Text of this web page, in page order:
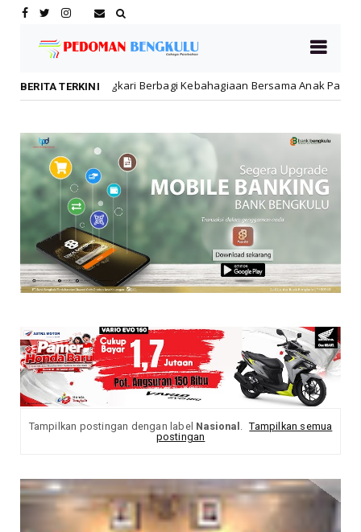
BERITA TERKINI
Bersama Anak Panti Asuhan Daerah Dikbud Kota
Tampilkan postingan dengan label Nasional . Tampilkan semua
postingan